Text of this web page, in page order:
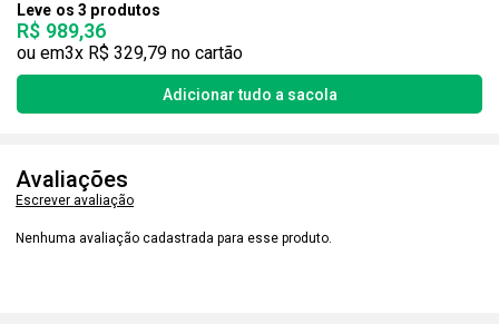
Leve os 3 produtos
R$ 989,36
3x R$ 329,79
Avaliações
Escrever avaliação
Nenhuma avaliação cadastrada para esse produto.